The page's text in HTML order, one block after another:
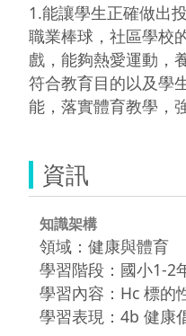
1.能讓學生正確做出
職業棒球，社區學校
戲，能夠熱愛運動，
符合教育目的以及學
能，落實體育教學，
資訊
知識架構
領域：健康與體育
學習階段：國小1-2
學習內容：Hc 標的
學習表現：4b 健康